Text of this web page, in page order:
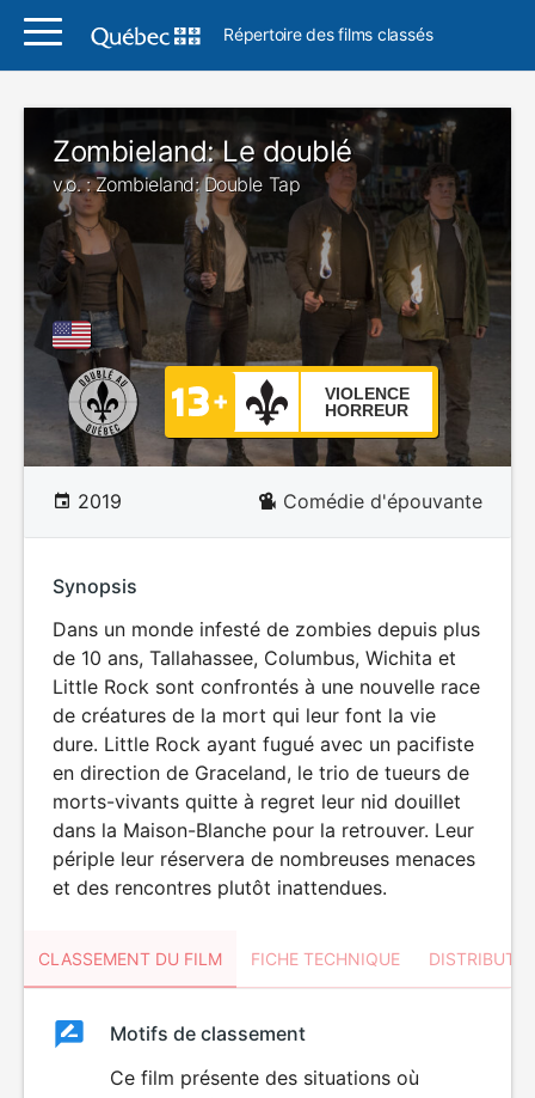
Répertoire des films classés
Zombieland: Le doublé
v.o. : Zombieland: Double Tap
VIOLENCE
HORREUR
2019 Comédie d'épouvante
Synopsis
Dans un monde infesté de zombies depuis plus
de 10 ans, Tallahassee, Columbus, Wichita et
Little Rock sont confrontés à une nouvelle race
de créatures de la mort qui leur font la vie
dure. Little Rock ayant fugué avec un pacifiste
en direction de Graceland, le trio de tueurs de
morts-vivants quitte à regret leur nid douillet
dans la Maison-Blanche pour la retrouver. Leur
périple leur réservera de nombreuses menaces
et des rencontres plutôt inattendues.
CLASSEMENT DU FILM FICHE TECHNIQUE
ClassementClassement
VIOLENCE
Motifs de classement
Ce film présente des situations où